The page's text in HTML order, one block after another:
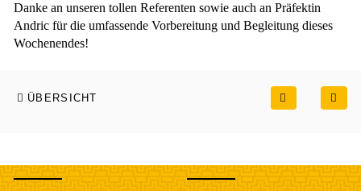
Danke an unseren tollen Referenten sowie auch an Präfektin
Andric für die umfassende Vorbereitung und Begleitung dieses
Wochenendes!
ÜBERSICHT